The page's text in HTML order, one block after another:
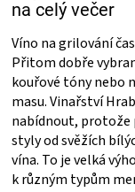
na celý večer
Víno na grilování
Přitom dobře
kouřové tóny nebo
masu. Vinařství
nabídnout, protože
styly od svěžích
vína. To je velká
k různým typům